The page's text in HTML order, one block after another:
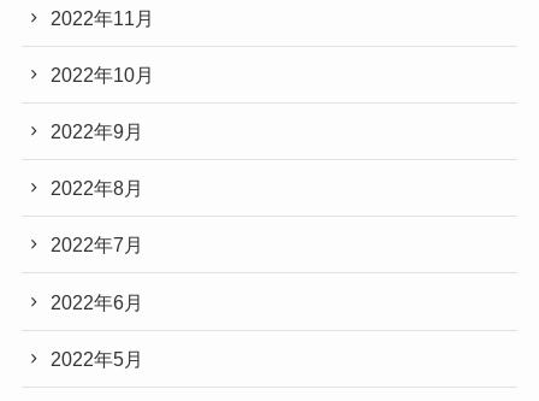
2022年11月
2022年10月
2022年9月
2022年8月
2022年7月
2022年6月
2022年5月